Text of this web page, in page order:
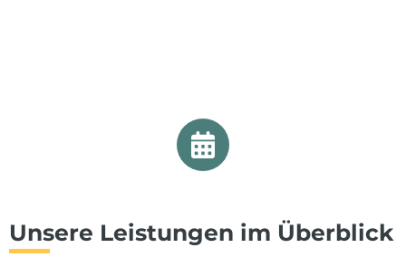
Unsere Leistungen im Überblick